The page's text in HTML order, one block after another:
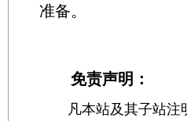
准备。
免责声明：
凡本站及其子站注明